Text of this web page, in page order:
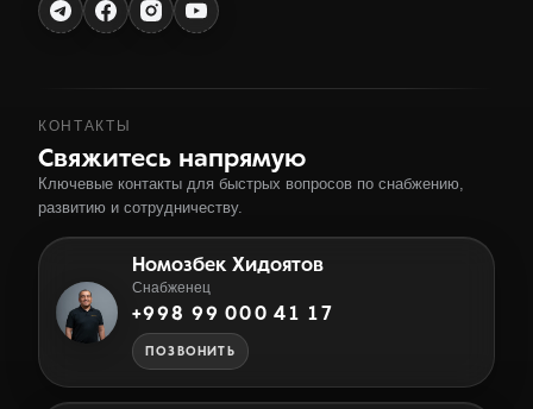
КОНТАКТЫ
Свяжитесь напрямую
Ключевые контакты для быстрых вопросов по снабжению,
развитию и сотрудничеству.
Номозбек Хидоятов
Снабженец
+998 99 000 41 17
ПОЗВОНИТЬ